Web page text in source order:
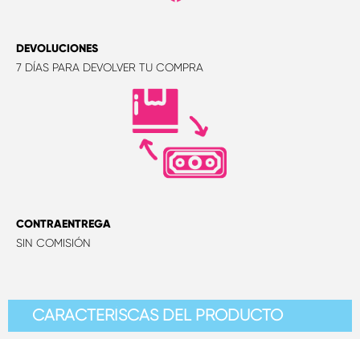
DEVOLUCIONES
7 DÍAS PARA DEVOLVER TU COMPRA
CONTRAENTREGA
SIN COMISIÓN
CARACTERÍSCAS DEL PRODUCTO